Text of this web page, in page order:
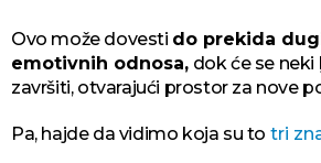
Ovo može dovesti do prekida
emotivnih odnosa, dok će se
završiti, otvarajući prostor za nove
Pa, hajde da vidimo koja su to tri